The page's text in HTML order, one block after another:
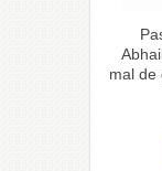
mal de